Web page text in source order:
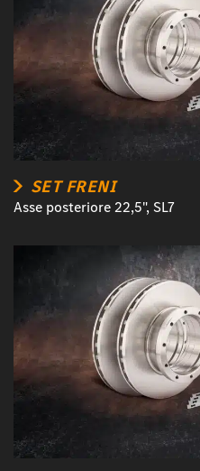
SET FRENI
Asse posteriore 22,5", SL7